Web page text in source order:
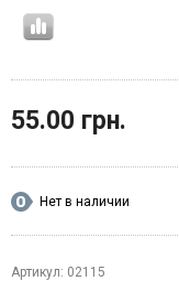
55.00 грн.
Нет в наличии
Артикул: 02115